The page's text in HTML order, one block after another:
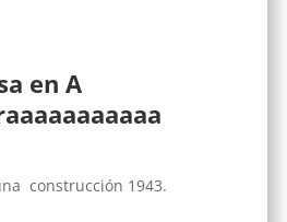
en A
construcción 1943.